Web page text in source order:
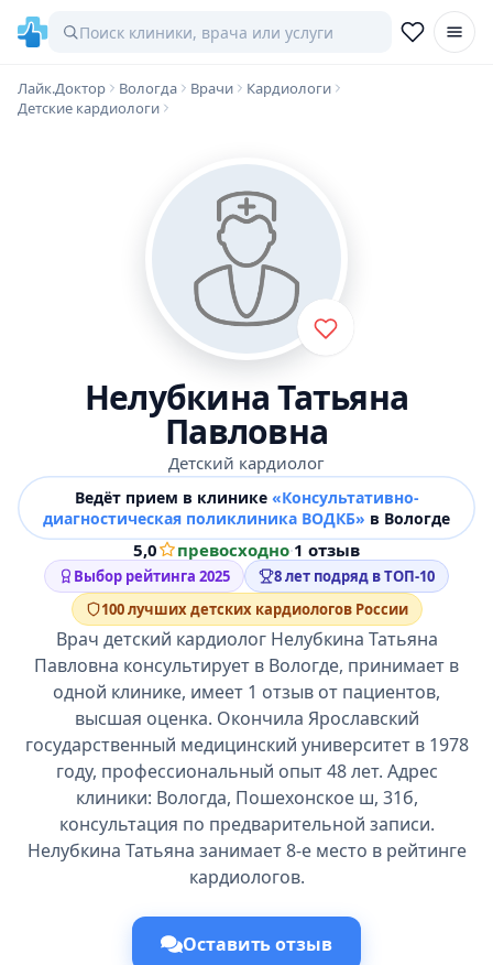
Лайк.Доктор Вологда Врачи
Кардиологи
Детские кардиологи
Нелубкина Татьяна
Павловна
Детский кардиолог
Ведёт прием в клинике «Консультативно-
диагностическая поликлиника ВОДКБ» в Вологде
5,0 превосходно·1 отзыв
Выбор рейтинга 2025
8 лет подряд в ТОП-10
100 лучших детских кардиологов России
Врач детский кардиолог Нелубкина Татьяна
Павловна консультирует в Вологде, принимает в
одной клинике, имеет 1 отзыв от пациентов,
высшая оценка. Окончила Ярославский
государственный медицинский университет в 1978
году, профессиональный опыт 48 лет. Адрес
клиники: Вологда, Пошехонское ш, 31б,
консультация по предварительной записи.
Нелубкина Татьяна занимает 8-е место в рейтинге
кардиологов.
Оставить отзыв